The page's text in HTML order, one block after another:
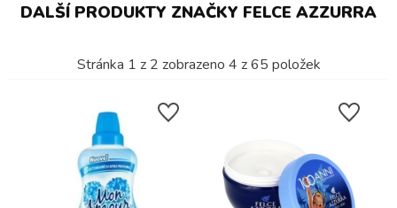
DALŠÍ PRODUKTY ZNAČKY FELCE AZZURRA
Stránka 1 z 2 zobrazeno 4 z65 položek